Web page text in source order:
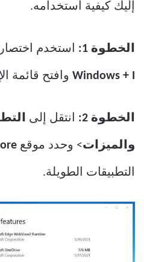
إليك كيفية استخدامه.
الخطوة 1: استخدم
Windows + I وافتح قائمة
الخطوة 2: انتقل إلى
والميزات> وحدد موقع
التطبيقات الطويلة.